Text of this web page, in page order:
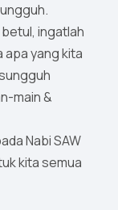
ingatlah
apa yang kita
main &
Nabi SAW